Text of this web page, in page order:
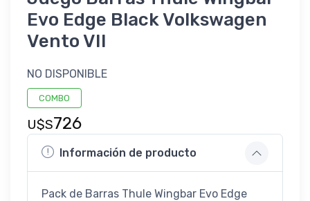
Evo Edge Black Volkswagen
Vento VII
NO DISPONIBLE
COMBO
U$S726
Información de producto
Pack de Barras Thule Wingbar Evo Edge